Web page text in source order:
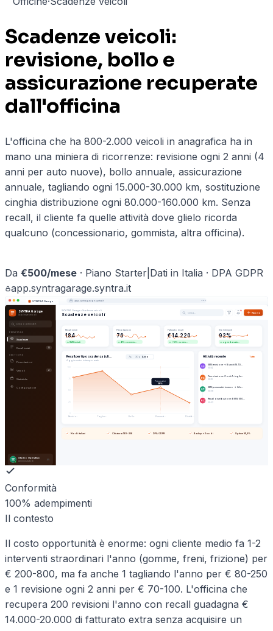
Scadenze veicoli:
revisione, bollo e
assicurazione recuperate
dall'officina
L'officina che ha 800-2.000 veicoli in anagrafica ha in
mano una miniera di ricorrenze: revisione ogni 2 anni (4
anni per auto nuove), bollo annuale, assicurazione
annuale, tagliando ogni 15.000-30.000 km, sostituzione
cinghia distribuzione ogni 80.000-160.000 km. Senza
recall, il cliente fa quelle attività dove glielo ricorda
qualcuno (concessionario, gommista, altra officina).
Da €500/mese · Piano Starter Dati in Italia · DPA GDPR
app.syntragarage.syntra.it
SYNTRA Garage app.syntragarage.syntra.it
SYNTRA Garage
Scadenze veicoli
Cerca o premi ⌘K
PRINCIPALE
Scadenze
Recall inviati 12
GESTIONE
Prenotazioni
Veicoli 4
Statistiche
Configurazione
SD
Studio Operativo
Amministratore
SYNTRA Garage ›Scadenze veicoli
Scadenze veicoli Cerca… Nuovo
Recall mese
184
SMS inviati
Prenotazioni
76
41% convers…
Fatturato recall
€ 14.220
+12% vs mes…
Slot riempiti
92%
agenda satu…
Recall per tipo scadenza (ult…
Aggiornato in tempo reale
7g 30g Anno
Revisio…
Taglian… Bollo Pneumat… Distrib…
Pneumatici
56%
Attività recente Tutte
SS
SMS revisione → Bianchi M. (G…
09:14
PS
Prenotazione: Conti A. taglia…
09:12
SP
SMS pneumatici inverno → 24 c…
RC
Recall distribuzione: BMW E90…
09:02
Nodi italiani Cifratura AES-256 DPA GDPR Backup ×3 nodi Uptime 99,9%
Conformità
100% adempimenti
Il contesto
Il costo opportunità è enorme: ogni cliente medio fa 1-2
interventi straordinari l'anno (gomme, freni, frizione) per
€ 200-800, ma fa anche 1 tagliando l'anno per € 80-250
e 1 revisione ogni 2 anni per € 70-100. L'officina che
recupera 200 revisioni l'anno con recall guadagna €
14.000-20.000 di fatturato extra senza acquisire un